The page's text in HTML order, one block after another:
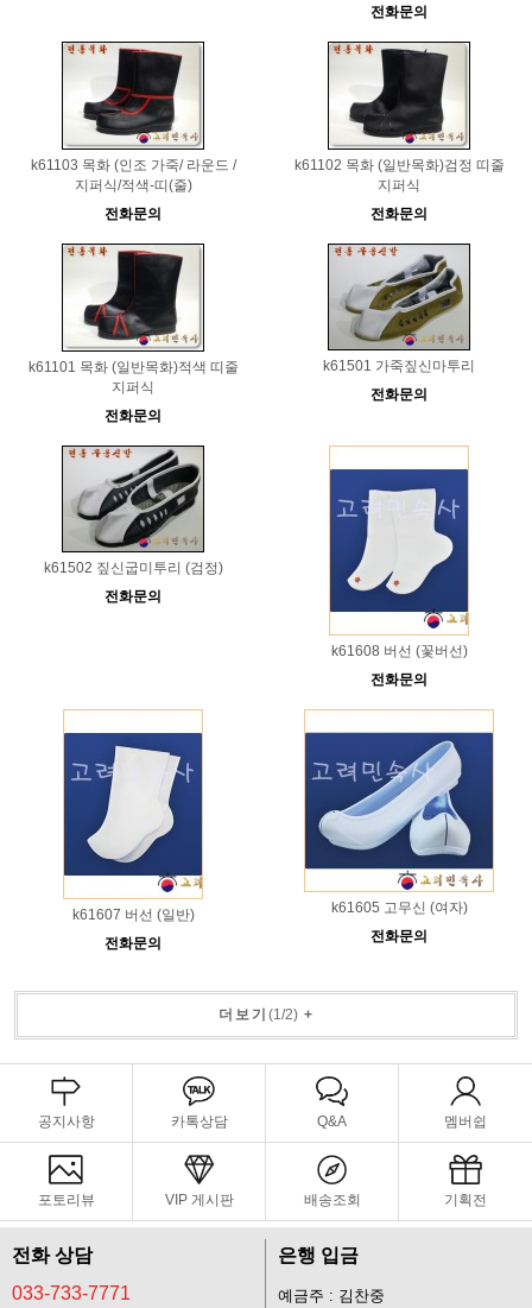
전화문의
k61103 목화 (인조 가죽/ 라운드 /
지퍼식/적색-띠(줄)
전화문의
k61102 목화 (일반목화)검정 띠줄
지퍼식
전화문의
k61101 목화 (일반목화)적색 띠줄
지퍼식
전화문의
k61501 가죽짚신마투리
전화문의
k61502 짚신굽미투리 (검정)
전화문의
k61608 버선 (꽃버선)
전화문의
k61607 버선 (일반)
전화문의
k61605 고무신 (여자)
전화문의
더보기 (1/2)+
공지사항 카톡상담 Q&A 멤버쉽
포토리뷰 VIP 게시판 배송조회 기획전
전화 상담
033-733-7771
은행 입금
예금주 : 김찬중